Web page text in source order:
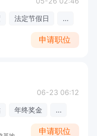
法定节假日 ...
申请职位
06-23 06:12
年终奖金 ...
申请职位